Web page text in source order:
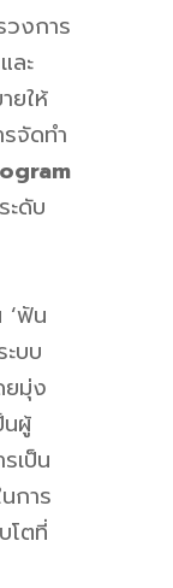
วงการ
ละ
ยให้
จัดทำ
ะดับ
‘ฟัน
บบ
ยมุ่ง
ผู้
เป็น
การ
โตที่